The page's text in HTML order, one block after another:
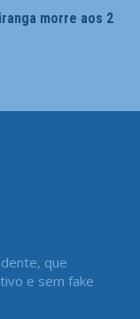
morre aos 2
que
e sem fake